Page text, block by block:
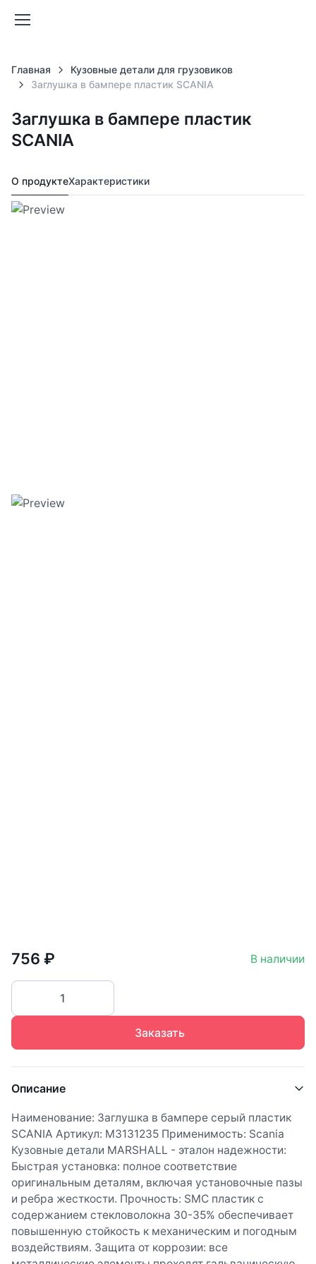
Главная
Кузовные детали для грузовиков
Заглушка в бампере пластик SCANIA
Заглушка в бампере пластик
SCANIA
О продуктеХарактеристики
756 ₽ В наличии
Заказать
Описание
Наименование: Заглушка в бампере серый пластик
SCANIA Артикул: M3131235 Применимость: Scania
Кузовные детали MARSHALL - эталон надежности:
Быстрая установка: полное соответствие
оригинальным деталям, включая установочные пазы
и ребра жесткости. Прочность: SMC пластик с
содержанием стекловолокна 30-35% обеспечивает
повышенную стойкость к механическим и погодным
воздействиям. Защита от коррозии: все